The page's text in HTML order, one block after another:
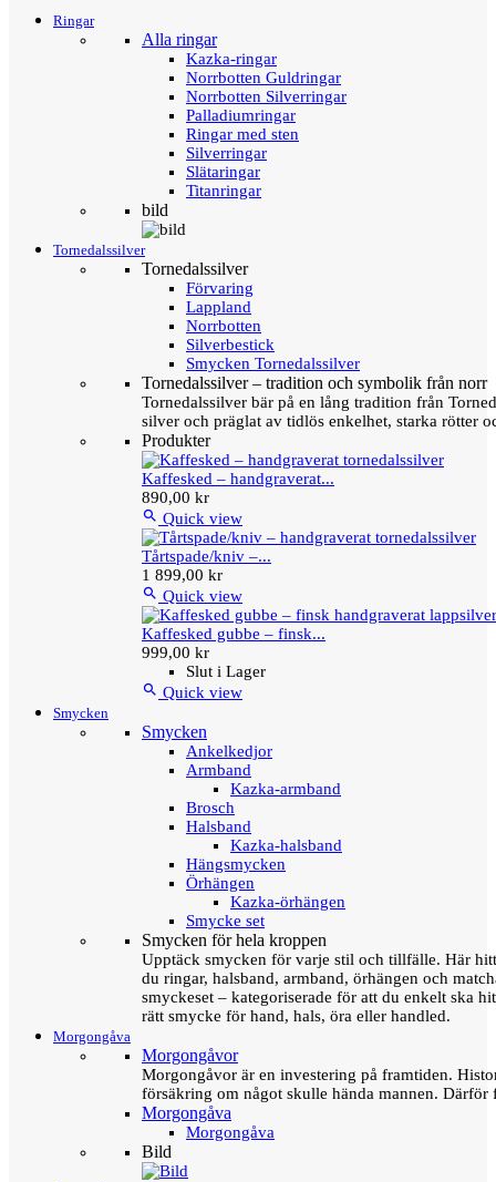
Ringar
Alla ringar
Kazka-ringar
Norrbotten Guldringar
Norrbotten Silverringar
Palladiumringar
Ringar med sten
Silverringar
Slätaringar
Titanringar
bild
Tornedalssilver
Tornedalssilver
Förvaring
Lappland
Norrbotten
Silverbestick
Smycken Tornedalssilver
Tornedalssilver – tradition och symbolik från norr
Tornedalssilver bär på en lång tradition från
silver och präglat av tidlös enkelhet, starka rötter
Produkter
Kaffesked – handgraverat...
890,00 kr
 Quick view
Tårtspade/kniv –...
1 899,00 kr
 Quick view
Kaffesked gubbe – finsk...
999,00 kr
Slut i Lager
 Quick view
Smycken
Smycken
Ankelkedjor
Armband
Kazka-armband
Brosch
Halsband
Kazka-halsband
Hängsmycken
Örhängen
Kazka-örhängen
Smycke set
Smycken för hela kroppen
Upptäck smycken för varje stil och tillfälle. Här
du ringar, halsband, armband, örhängen och
smyckeset – kategoriserade för att du enkelt ska
rätt smycke för hand, hals, öra eller handled.
Morgongåva
Morgongåvor
Morgongåvor är en investering på framtiden.
försäkring om något skulle hända mannen.
Morgongåva
Morgongåva
Bild